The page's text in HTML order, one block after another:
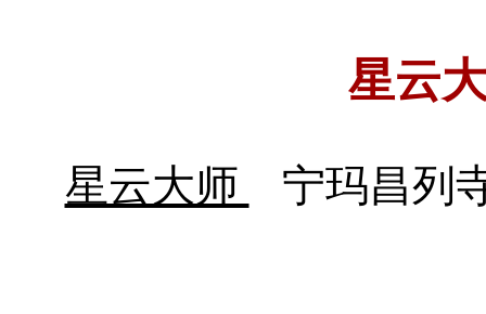
星云
星云大师 宁玛昌列